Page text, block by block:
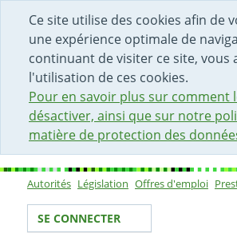
Ce site utilise des cookies afin de
une expérience optimale de
continuant de visiter ce site, vous
l'utilisation de ces cookies.
Pour en savoir plus sur comment
désactiver, ainsi que sur notre
matière de protection des
DÉBUT DU CONTENU DE LA PAGE
ACCÈS AU CHAMP DE RECHERCHE
PAGE D'ACCUEIL
FORMULAIRE DE CONTACT
Sous-navigation
Autorités Législation Offres d'emploi
Votre identité
SE CONNECTER